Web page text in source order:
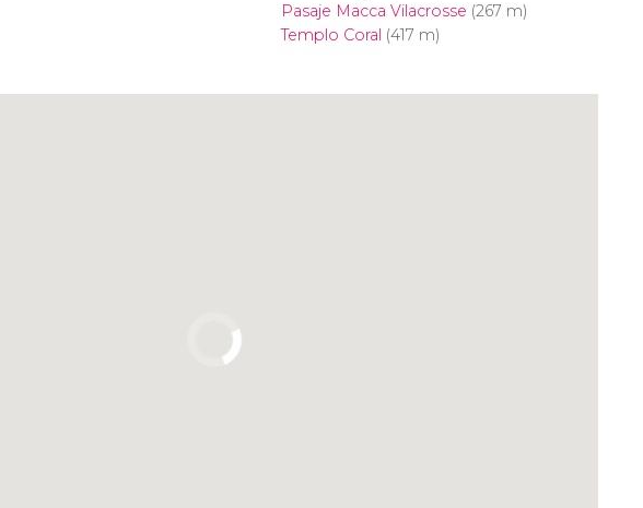
Pasaje Macca Vilacrosse (267 m)
Templo Coral (417 m)